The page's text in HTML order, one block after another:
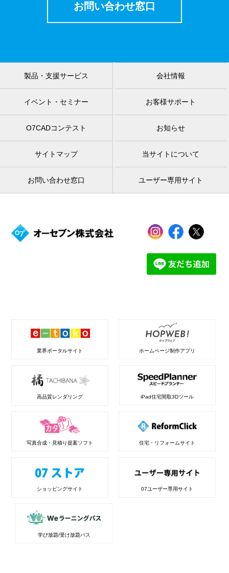
お問い合わせ窓口
製品・支援サービス 会社情報
イベント・セミナー お客様サポート
O7CADコンテスト お知らせ
サイトマップ 当サイトについて
お問い合わせ窓口 ユーザー専用サイト
業界ポータルサイト ホームページ制作アプリ
高品質レンダリング iPad住宅間取3Dツール
写真合成・見積り提案ソフト 住宅・リフォームサイト
ショッピングサイト 07ユーザー専用サイト
学び放題/受け放題パス